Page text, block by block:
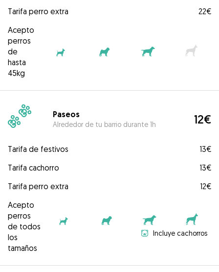
Tarifa perro extra
22€
Acepto
perros
de
hasta
45kg
Paseos
Alrededor de tu barrio durante 1h 12€
Tarifa de festivos
13€
Tarifa cachorro
13€
Tarifa perro extra
12€
Acepto
perros
de todos
los
tamaños
Incluye cachorros